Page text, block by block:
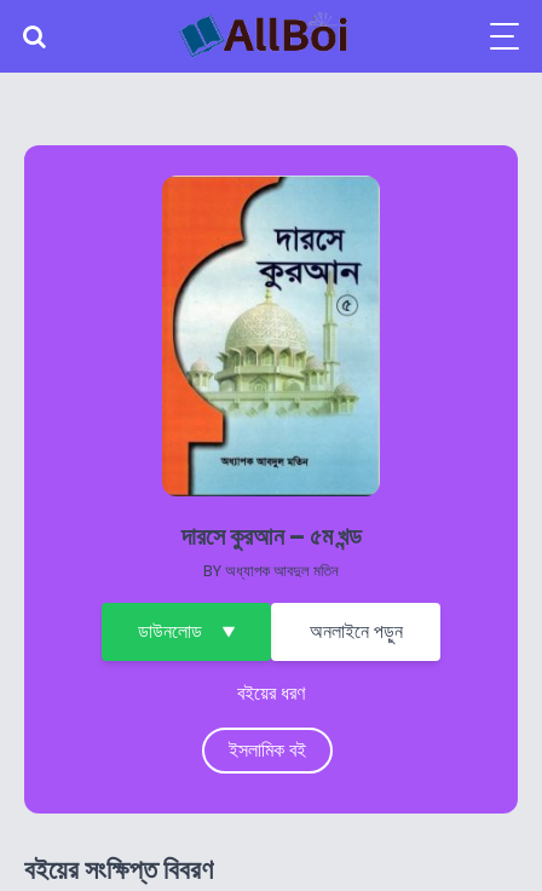
দারসে কুরআন – ৫ম খন্ড
BYঅধ্যাপক আবদুল মতিন
ডাউনলোড অনলাইনে পড়ুন
বইয়ের ধরণ
ইসলামিক বই
বইয়ের সংক্ষিপ্ত বিবরণ